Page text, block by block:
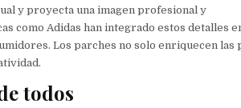
y proyecta una imagen profesional y
como Adidas han integrado estos detalles
Los parches no solo enriquecen las
todos